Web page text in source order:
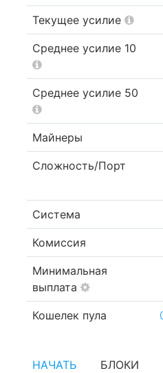
НАЧАТЬ БЛОКИ
Текущее усилие
Среднее усилие 10
Среднее усилие 50
Майнеры
Сложность/Порт
Система
Комиссия
Минимальная
выплата
Кошелек пула